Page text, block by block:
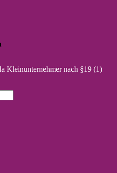
Kleinunternehmer nach §19 (1)